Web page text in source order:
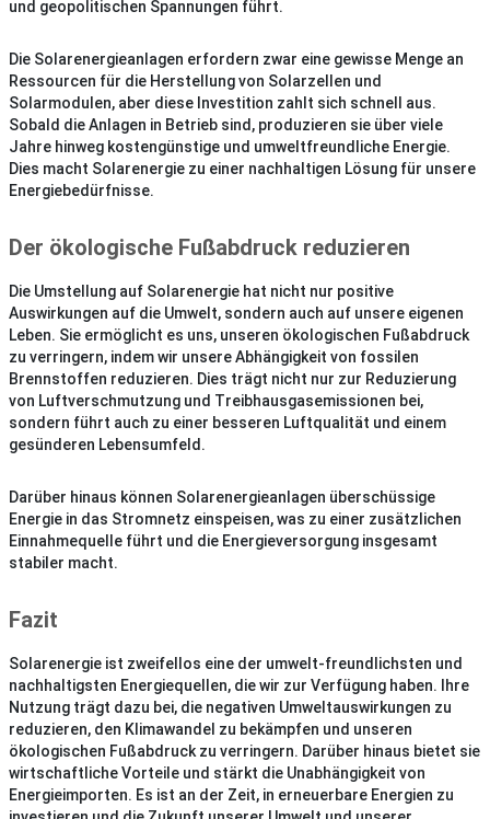
und geopolitischen Spannungen führt.
Die Solarenergieanlagen erfordern zwar eine gewisse Menge an
Ressourcen für die Herstellung von Solarzellen und
Solarmodulen, aber diese Investition zahlt sich schnell aus.
Sobald die Anlagen in Betrieb sind, produzieren sie über viele
Jahre hinweg kostengünstige und umweltfreundliche Energie.
Dies macht Solarenergie zu einer nachhaltigen Lösung für unsere
Energiebedürfnisse.
Der ökologische Fußabdruck reduzieren
Die Umstellung auf Solarenergie hat nicht nur positive
Auswirkungen auf die Umwelt, sondern auch auf unsere eigenen
Leben. Sie ermöglicht es uns, unseren ökologischen Fußabdruck
zu verringern, indem wir unsere Abhängigkeit von fossilen
Brennstoffen reduzieren. Dies trägt nicht nur zur Reduzierung
von Luftverschmutzung und Treibhausgasemissionen bei,
sondern führt auch zu einer besseren Luftqualität und einem
gesünderen Lebensumfeld.
Darüber hinaus können Solarenergieanlagen überschüssige
Energie in das Stromnetz einspeisen, was zu einer zusätzlichen
Einnahmequelle führt und die Energieversorgung insgesamt
stabiler macht.
Fazit
Solarenergie ist zweifellos eine der umwelt-freundlichsten und
nachhaltigsten Energiequellen, die wir zur Verfügung haben. Ihre
Nutzung trägt dazu bei, die negativen Umweltauswirkungen zu
reduzieren, den Klimawandel zu bekämpfen und unseren
ökologischen Fußabdruck zu verringern. Darüber hinaus bietet sie
wirtschaftliche Vorteile und stärkt die Unabhängigkeit von
Energieimporten. Es ist an der Zeit, in erneuerbare Energien zu